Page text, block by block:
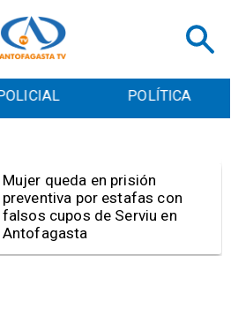
POLÍTICA CULTURA
Video | Choferes del
TransAntofagasta piden
sistema mixto de pago